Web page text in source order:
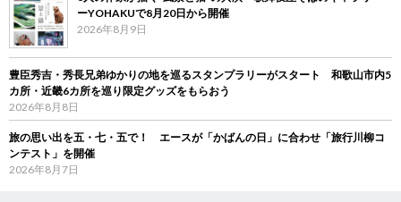
ーYOHAKUで8月20日から開催
2026年8月9日
豊臣秀吉・秀長兄弟ゆかりの地を巡るスタンプラリーがスタート 和歌山市内5
カ所・近畿6カ所を巡り限定グッズをもらおう
2026年8月8日
旅の思い出を五・七・五で！ エースが「かばんの日」に合わせ「旅行川柳コ
ンテスト」を開催
2026年8月7日